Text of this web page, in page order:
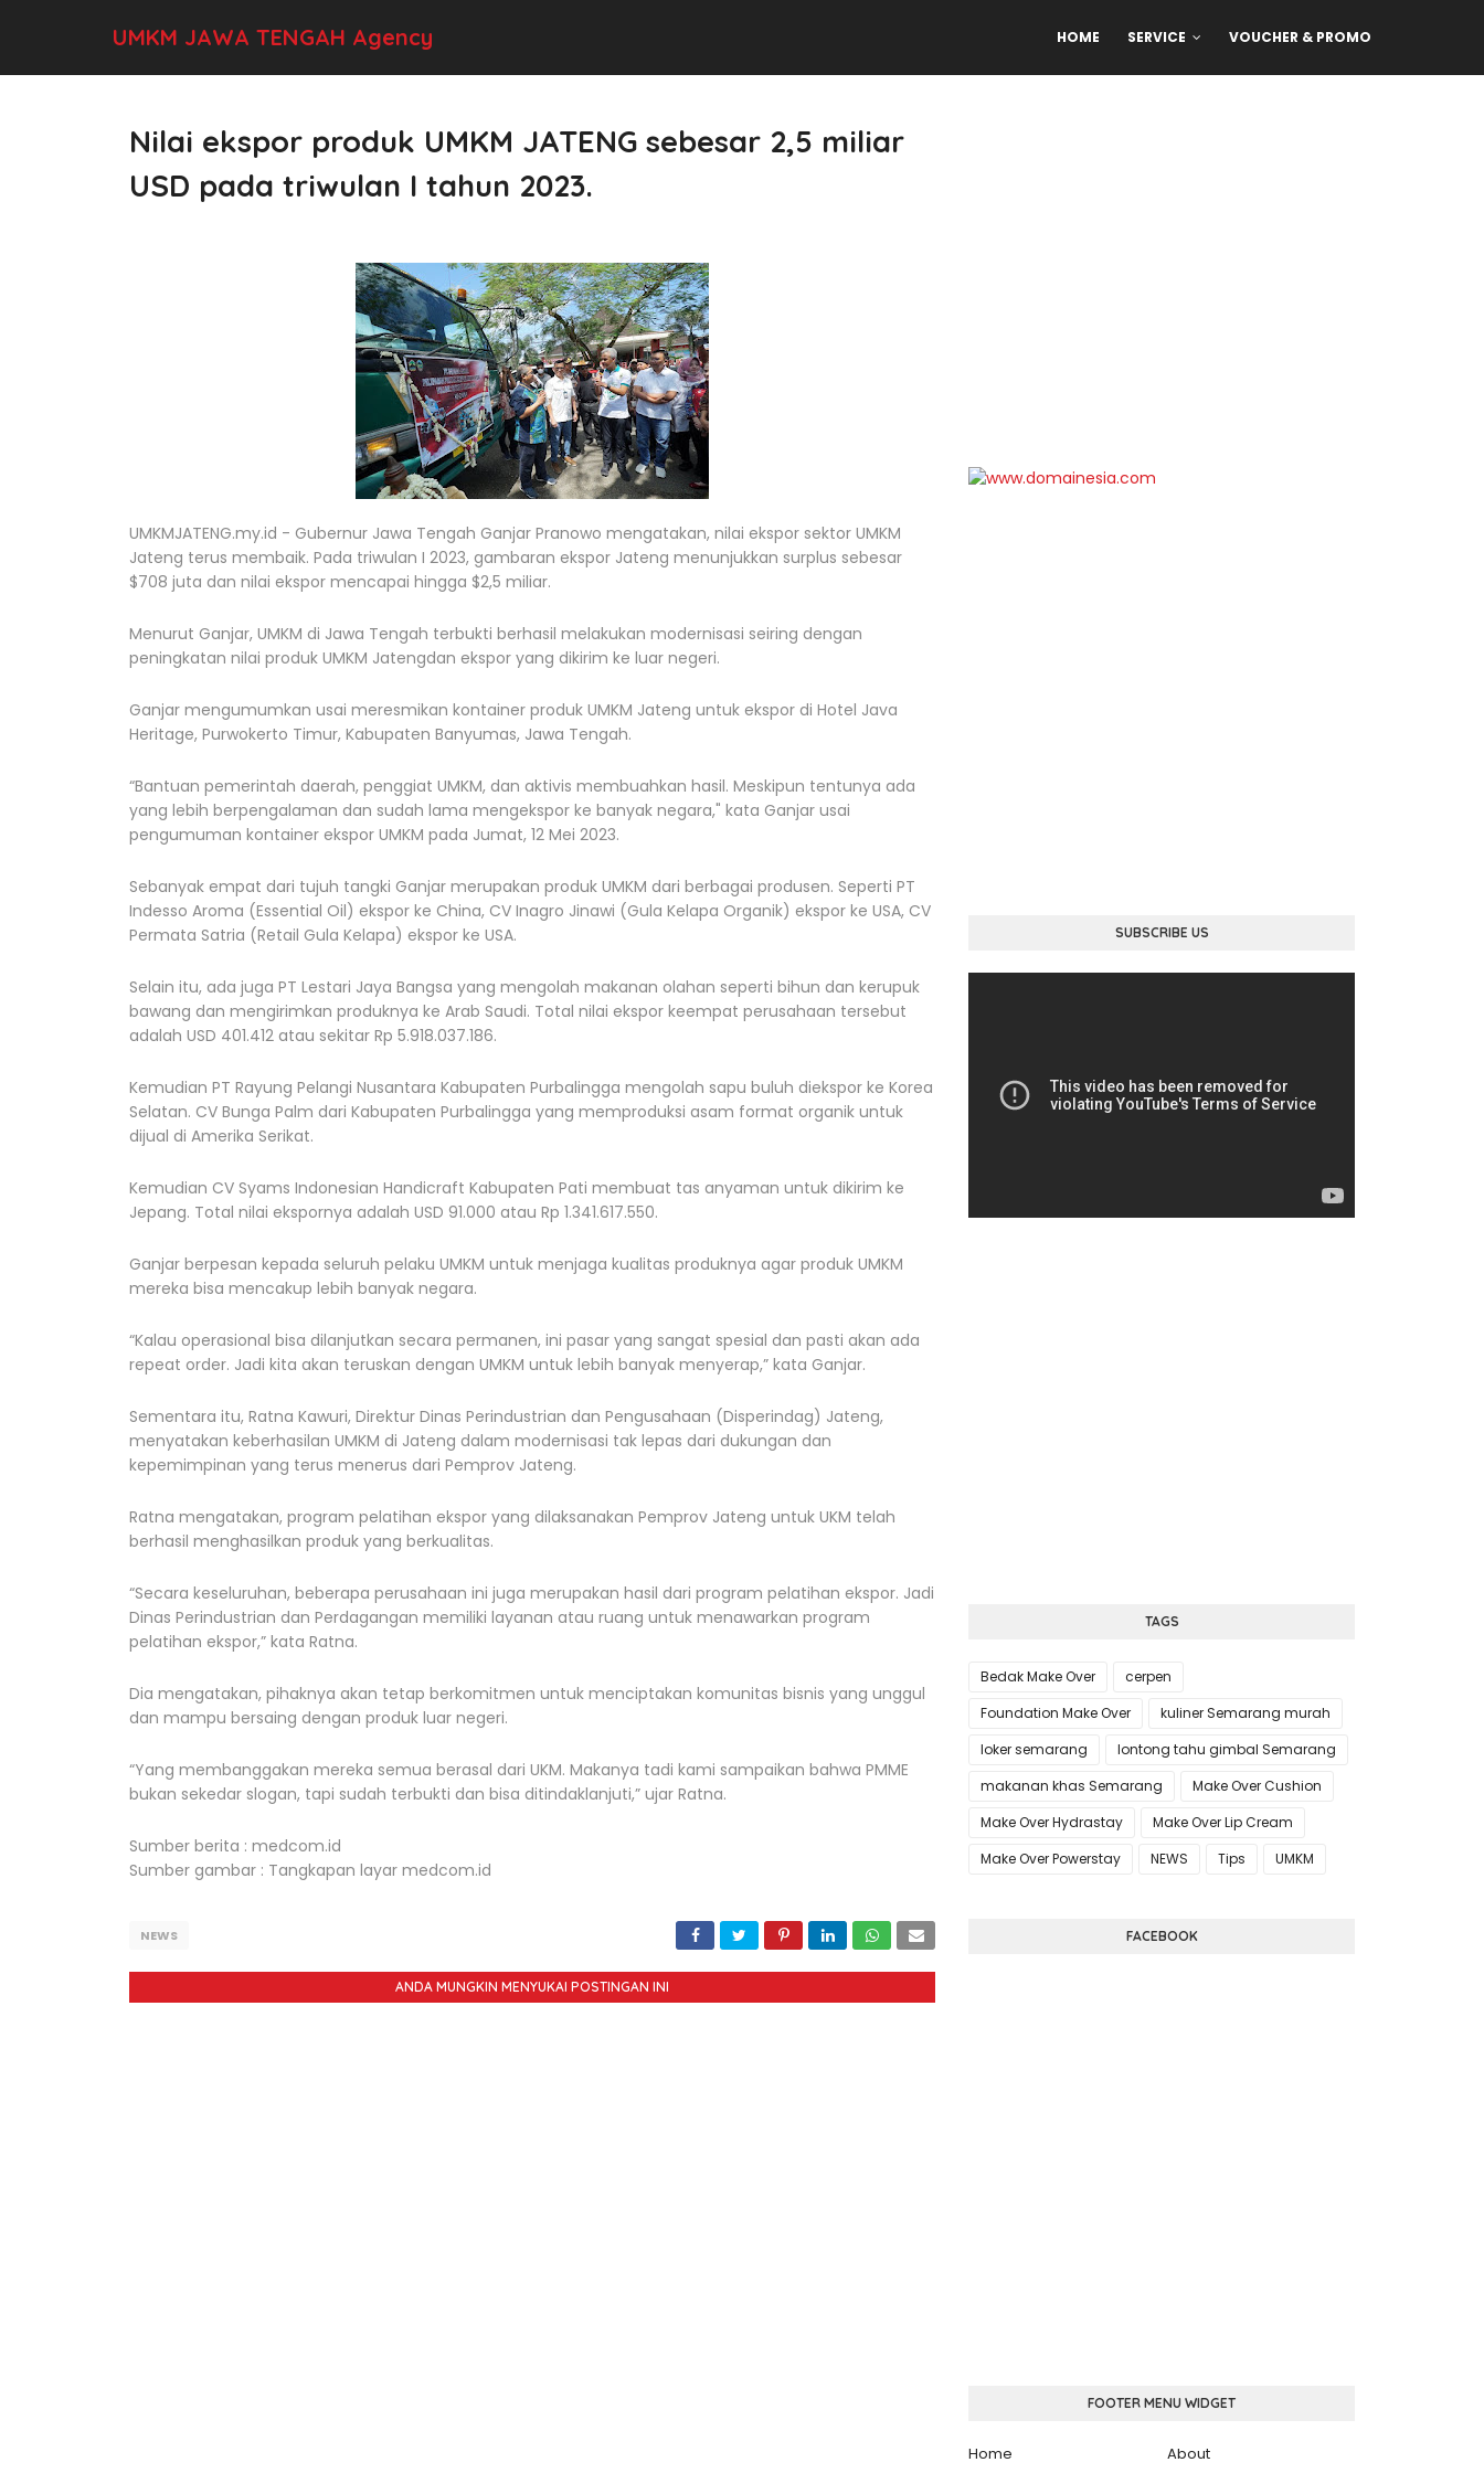
UMKM JAWA TENGAH Agency HOME SERVICE VOUCHER & PROMO
Nilai ekspor produk UMKM JATENG sebesar 2,5 miliar
USD pada triwulan I tahun 2023.
UMKMJATENG.my.id - Gubernur Jawa Tengah Ganjar Pranowo mengatakan, nilai ekspor sektor UMKM
Jateng terus membaik. Pada triwulan I 2023, gambaran ekspor Jateng menunjukkan surplus sebesar
$708 juta dan nilai ekspor mencapai hingga $2,5 miliar.
Menurut Ganjar, UMKM di Jawa Tengah terbukti berhasil melakukan modernisasi seiring dengan
peningkatan nilai produk UMKM Jatengdan ekspor yang dikirim ke luar negeri.
Ganjar mengumumkan usai meresmikan kontainer produk UMKM Jateng untuk ekspor di Hotel Java
Heritage, Purwokerto Timur, Kabupaten Banyumas, Jawa Tengah.
“Bantuan pemerintah daerah, penggiat UMKM, dan aktivis membuahkan hasil. Meskipun tentunya ada
yang lebih berpengalaman dan sudah lama mengekspor ke banyak negara," kata Ganjar usai
pengumuman kontainer ekspor UMKM pada Jumat, 12 Mei 2023.
Sebanyak empat dari tujuh tangki Ganjar merupakan produk UMKM dari berbagai produsen. Seperti PT
Indesso Aroma (Essential Oil) ekspor ke China, CV Inagro Jinawi (Gula Kelapa Organik) ekspor ke USA, CV
Permata Satria (Retail Gula Kelapa) ekspor ke USA.
Selain itu, ada juga PT Lestari Jaya Bangsa yang mengolah makanan olahan seperti bihun dan kerupuk
bawang dan mengirimkan produknya ke Arab Saudi. Total nilai ekspor keempat perusahaan tersebut
adalah USD 401.412 atau sekitar Rp 5.918.037.186.
Kemudian PT Rayung Pelangi Nusantara Kabupaten Purbalingga mengolah sapu buluh diekspor ke Korea
Selatan. CV Bunga Palm dari Kabupaten Purbalingga yang memproduksi asam format organik untuk
dijual di Amerika Serikat.
Kemudian CV Syams Indonesian Handicraft Kabupaten Pati membuat tas anyaman untuk dikirim ke
Jepang. Total nilai ekspornya adalah USD 91.000 atau Rp 1.341.617.550.
Ganjar berpesan kepada seluruh pelaku UMKM untuk menjaga kualitas produknya agar produk UMKM
mereka bisa mencakup lebih banyak negara.
“Kalau operasional bisa dilanjutkan secara permanen, ini pasar yang sangat spesial dan pasti akan ada
repeat order. Jadi kita akan teruskan dengan UMKM untuk lebih banyak menyerap,” kata Ganjar.
Sementara itu, Ratna Kawuri, Direktur Dinas Perindustrian dan Pengusahaan (Disperindag) Jateng,
menyatakan keberhasilan UMKM di Jateng dalam modernisasi tak lepas dari dukungan dan
kepemimpinan yang terus menerus dari Pemprov Jateng.
Ratna mengatakan, program pelatihan ekspor yang dilaksanakan Pemprov Jateng untuk UKM telah
berhasil menghasilkan produk yang berkualitas.
“Secara keseluruhan, beberapa perusahaan ini juga merupakan hasil dari program pelatihan ekspor. Jadi
Dinas Perindustrian dan Perdagangan memiliki layanan atau ruang untuk menawarkan program
pelatihan ekspor,” kata Ratna.
Dia mengatakan, pihaknya akan tetap berkomitmen untuk menciptakan komunitas bisnis yang unggul
dan mampu bersaing dengan produk luar negeri.
“Yang membanggakan mereka semua berasal dari UKM. Makanya tadi kami sampaikan bahwa PMME
bukan sekedar slogan, tapi sudah terbukti dan bisa ditindaklanjuti,” ujar Ratna.
Sumber berita : medcom.id
Sumber gambar : Tangkapan layar medcom.id
NEWS
ANDA MUNGKIN MENYUKAI POSTINGAN INI
SUBSCRIBE US
TAGS
Bedak Make Over
cerpen
Foundation Make Over
kuliner Semarang murah
loker semarang
lontong tahu gimbal Semarang
makanan khas Semarang
Make Over Cushion
Make Over Hydrastay
Make Over Lip Cream
Make Over Powerstay
NEWS Tips UMKM
FACEBOOK
FOOTER MENU WIDGET
Home
About